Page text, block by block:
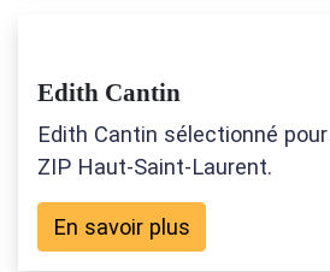
Edith Cantin
Edith Cantin sélectionné
ZIP Haut-Saint-Laurent.
En savoir plus